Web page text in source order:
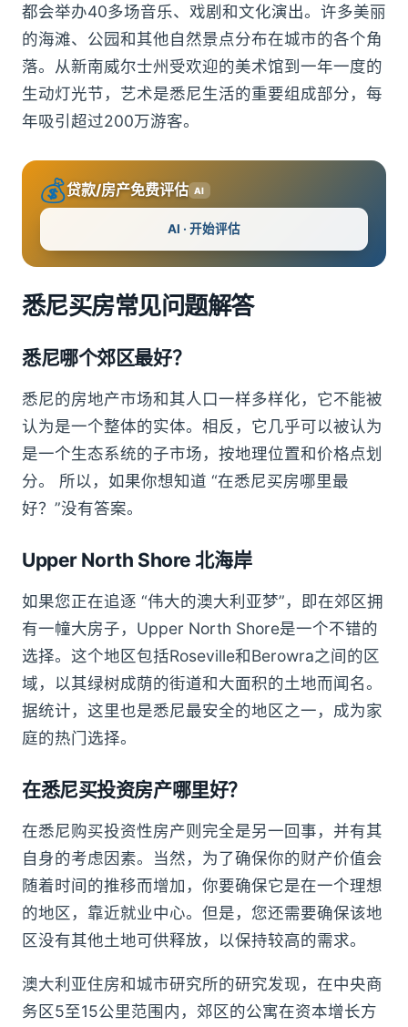
都会举办40多场音乐、戏剧和文化演出。许多美丽
的海滩、公园和其他自然景点分布在城市的各个角
落。从新南威尔士州受欢迎的美术馆到一年一度的
生动灯光节，艺术是悉尼生活的重要组成部分，每
年吸引超过200万游客。
💰贷款/房产免费评估 AI
AI · 开始评估
悉尼买房常见问题解答
悉尼哪个郊区最好？
悉尼的房地产市场和其人口一样多样化，它不能被
认为是一个整体的实体。相反，它几乎可以被认为
是一个生态系统的子市场，按地理位置和价格点划
分。 所以，如果你想知道 “在悉尼买房哪里最
好？”没有答案。
Upper North Shore 北海岸
如果您正在追逐 “伟大的澳大利亚梦”，即在郊区拥
有一幢大房子，Upper North Shore是一个不错的
选择。这个地区包括Roseville和Berowra之间的区
域，以其绿树成荫的街道和大面积的土地而闻名。
据统计，这里也是悉尼最安全的地区之一，成为家
庭的热门选择。
在悉尼买投资房产哪里好？
在悉尼购买投资性房产则完全是另一回事，并有其
自身的考虑因素。当然，为了确保你的财产价值会
随着时间的推移而增加，你要确保它是在一个理想
的地区，靠近就业中心。但是，您还需要确保该地
区没有其他土地可供释放，以保持较高的需求。
澳大利亚住房和城市研究所的研究发现，在中央商
务区5至15公里范围内，郊区的公寓在资本增长方